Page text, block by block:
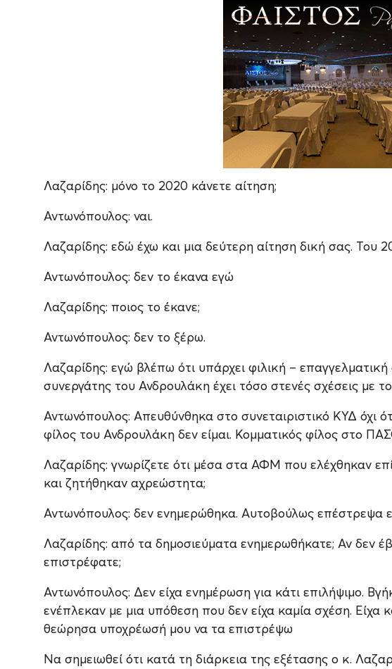
Λαζαρίδης: μόνο το 2020 κάνετε αίτηση;
Αντωνόπουλος: ναι.
Λαζαρίδης: εδώ έχω και μια δεύτερη αίτηση δική σας. Του
Αντωνόπουλος: δεν το έκανα εγώ
Λαζαρίδης: ποιος το έκανε;
Αντωνόπουλος: δεν το ξέρω.
Λαζαρίδης: εγώ βλέπω ότι υπάρχει φιλική –
συνεργάτης του Ανδρουλάκη έχει τόσο στενές σχέσεις με
Αντωνόπουλος: Απευθύνθηκα στο συνεταιριστικό ΚΥΔ όχι
φίλος του Ανδρουλάκη δεν είμαι. Κομματικός φίλος στο
Λαζαρίδης: γνωρίζετε ότι μέσα στα ΑΦΜ που ελέχθηκαν
και ζητήθηκαν αχρεώστητα;
Αντωνόπουλος: δεν ενημερώθηκα. Αυτοβούλως επέστρεψα
Λαζαρίδης: από τα δημοσιεύματα ενημερωθήκατε; Αν δεν
επιστρέφατε;
Αντωνόπουλος: Δεν είχα ενημέρωση για κάτι επιλήψιμο.
ενέπλεκαν με μια υπόθεση που δεν είχα καμία σχέση. Είχα
θεώρησα υποχρέωσή μου να τα επιστρέψω
Να σημειωθεί ότι κατά τη διάρκεια της εξέτασης ο κ.